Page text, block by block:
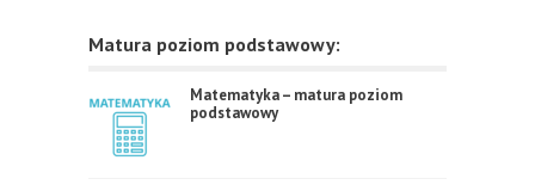
Matura poziom podstawowy:
Matematyka – matura poziom
podstawowy